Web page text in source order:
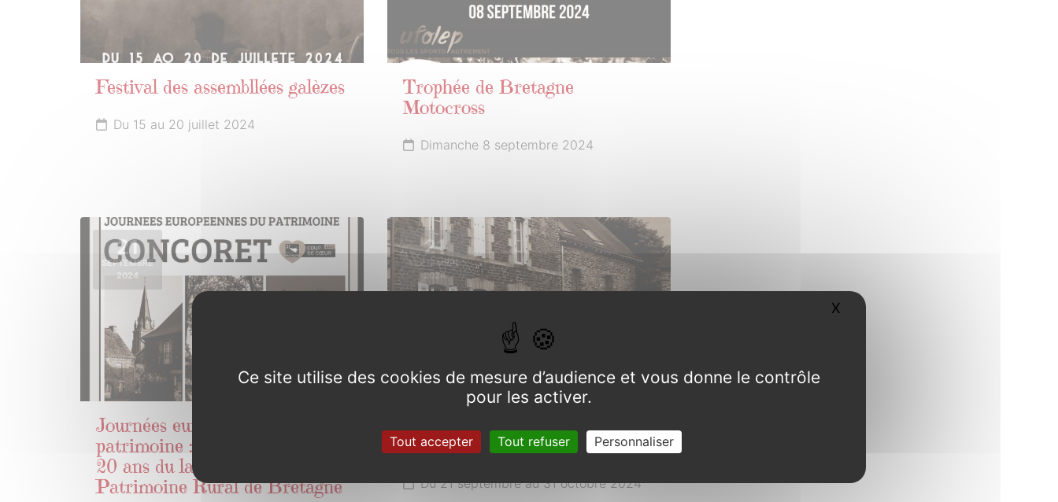
Festival des assembllées galèzes
Du 15 au 20 juillet 2024
Trophée de Bretagne
Motocross
Dimanche 8 septembre 2024
21
SEPTEMBRE
2024
Journées européennes du
patrimoine : Concoret fête les
20 ans du label Commune du
Patrimoine Rural de Bretagne
21
SEPTEMBRE
2024
Exposition Bien comprendre
pour bien restaurer
Du 21 septembre au 31 octobre 2024
Ce site utilise des cookies de mesure d’audience et vous donne le contrôle
pour les activer.
Tout accepter Tout refuser Personnaliser
X Masquer le bandeau des cookies